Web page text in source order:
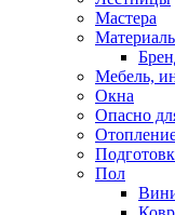
Мастера
Мебель,
Окна
Опасно
Пол